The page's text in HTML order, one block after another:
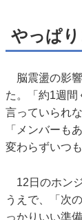
やっぱ
脳震盪の影響
た。「約1週間
言っていられ
「メンバーも
変わらずいつ
12日のホン
うえで、「次
っかりいい準